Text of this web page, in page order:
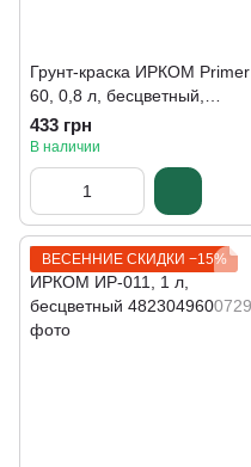
Грунт-краска ИРКОМ Primer
60, 0,8 л, бесцветный,
полуглянцевый
433 грн
В наличии
ВЕСЕННИЕ СКИДКИ −15%